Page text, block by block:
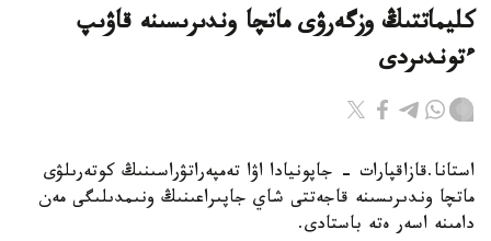
كليماتتىڭ وزگەرۋى ماتچا وندىرىسىنە قاۋىپ
ءتوندىردى
استانا.قازاقپارات - جاپونيادا اۋا تەمپەراتۋراسىنىڭ كوتەرىلۋى
ماتچا وندىرىسىنە قاجەتتى شاي جاپىراعىنىڭ ونىمدىلىگى مەن
دامىنە اسەر ەتە باستادى.